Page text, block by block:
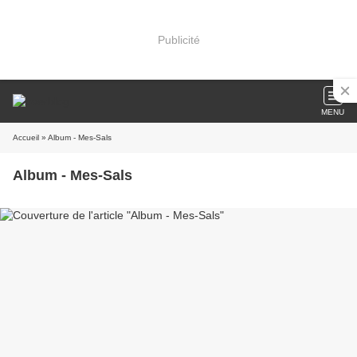
Publicité
MENU
Accueil » Album - Mes-Sals
Album - Mes-Sals